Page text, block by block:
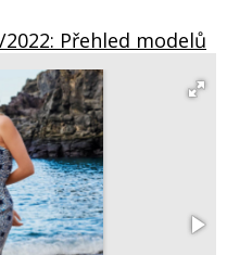
Přehled modelů